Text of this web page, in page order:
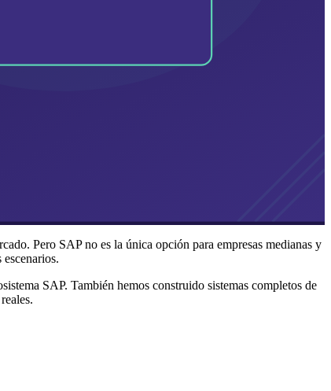
Pero SAP no es la única opción para empresas medianas y
SAP. También hemos construido sistemas completos de